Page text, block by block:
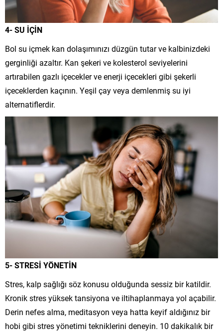
4- SU İÇİN
Bol su içmek kan dolaşımınızı düzgün tutar ve kalbinizdeki
gerginliği azaltır. Kan şekeri ve kolesterol seviyelerini
artırabilen gazlı içecekler ve enerji içecekleri gibi şekerli
içeceklerden kaçının. Yeşil çay veya demlenmiş su iyi
alternatiflerdir.
5- STRESİ YÖNETİN
Stres, kalp sağlığı söz konusu olduğunda sessiz bir katildir.
Kronik stres yüksek tansiyona ve iltihaplanmaya yol açabilir.
Derin nefes alma, meditasyon veya hatta keyif aldığınız bir
hobi gibi stres yönetimi tekniklerini deneyin. 10 dakikalık bir